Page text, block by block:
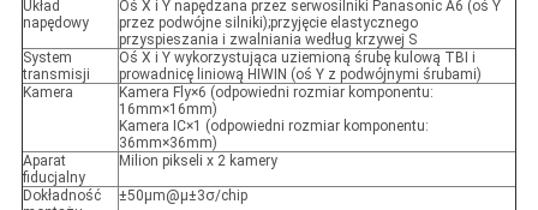
Układ
napędowy
Oś X i Y napędzana przez serwosilniki Panasonic A6 (oś Y
przez podwójne silniki);przyjęcie elastycznego
przyspieszania i zwalniania według krzywej S
System
transmisji
Oś X i Y wykorzystująca uziemioną śrubę kulową TBI i
prowadnicę liniową HIWIN (oś Y z podwójnymi śrubami)
Kamera
Kamera Fly×6 (odpowiedni rozmiar komponentu:
16mm×16mm)
Kamera IC×1 (odpowiedni rozmiar komponentu:
36mm×36mm)
Aparat
fiducjalny
Milion pikseli x 2 kamery
Dokładność
±50μm@μ±3σ/chip